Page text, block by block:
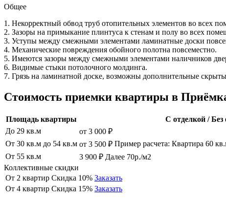
Общее
1. Некорректный обвод труб отопительных элементов во всех
2. Зазоры на примыкание плинтуса к стенам и полу во всех
3. Уступы между смежными элементами ламинатные доски
4. Механические повреждения обойного полотна повсеместно.
5. Имеются зазоры между смежными элементами наличников
6. Видимые стыки потолочного молдинга.
7. Грязь на ламинатной доске, возможны дополнительные
Стоимость приемки квартиры в
Площадь квартиры С отделкой / Без
До 29 кв.м
от 3 000 ₽
От 30 кв.м до 54 кв.м от 3 500 ₽ Пример расчета: Квартира 60
От 55 кв.м
3 900 ₽ Далее 70р./м2
Коллективные скидки
От 2 квартир Скидка 10% Заказать
От 4 квартир Скидка 15% Заказать